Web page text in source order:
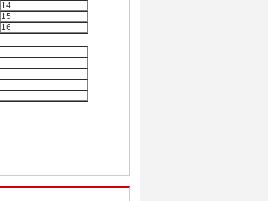
14
15
16